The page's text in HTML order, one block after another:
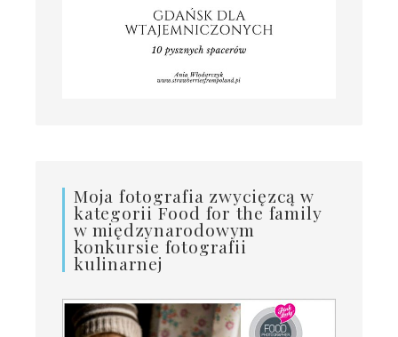
Moja fotografia zwycięzcą w
kategorii Food for the family
w międzynarodowym
konkursie fotografii
kulinarnej